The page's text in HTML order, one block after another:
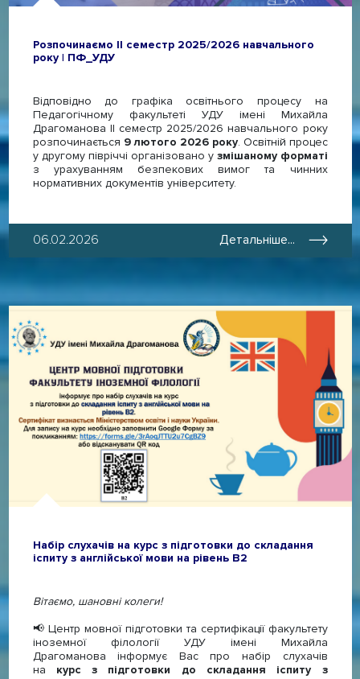
Розпочинаємо ІІ семестр 2025/2026 навчального
року | ПФ_УДУ
Відповідно до графіка освітнього процесу на
Педагогічному факультеті УДУ імені Михайла
Драгоманова ІІ семестр 2025/2026 навчального року
розпочинається 9 лютого 2026 року. Освітній процес
у другому півріччі організовано у змішаному форматі
з урахуванням безпекових вимог та чинних
нормативних документів університету.
06.02.2026 Детальніше...
Набір слухачів на курс з підготовки до складання
іспиту з англійської мови на рівень В2
Вітаємо, шановні колеги!
📢 Центр мовної підготовки та сертифікації факультету
іноземної філології УДУ імені Михайла
Драгоманова інформує Вас про набір слухачів
на курс з підготовки до складання іспиту з